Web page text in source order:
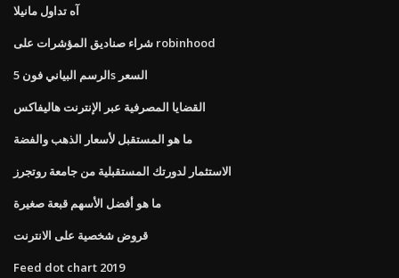
آه تداول مانيلا
شراء صناديق المؤشرات على robinhood
الرسم البياني فون 5s السعر
القضايا المصرفية عبر الإنترنت هاليفاكس
ما هو المستقبل لأسعار الذهب والفضة
الاستثمار لدورتك المستقبلية من جامعة روتجرز
ما هو أفضل الأسهم قبعة صغيرة
قروض شخصية على الانترنت
Feed dot chart 2019